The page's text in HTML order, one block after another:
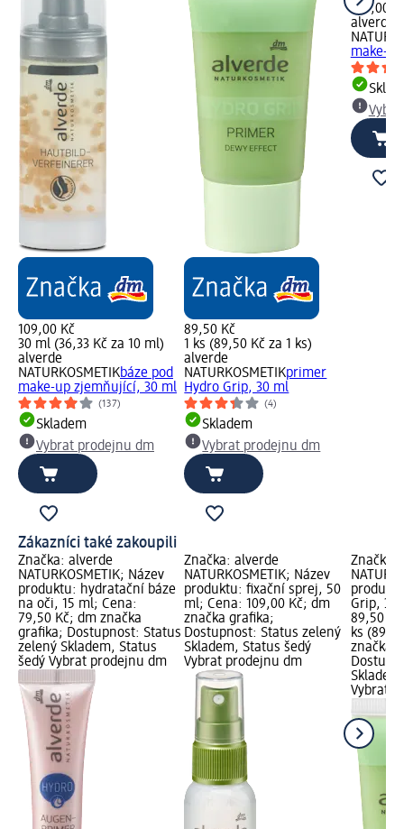
109,00 Kč
30 ml (36,33 Kč za 10 ml)
alverde
NATURKOSMETIKbáze pod
make-up zjemňující, 30 ml
(137)
Skladem
Vybrat prodejnu dm
89,50 Kč
1 ks (89,50 Kč za 1 ks)
alverde
NATURKOSMETIKprimer
Hydro Grip, 30 ml
(4)
Skladem
Vybrat prodejnu dm
109,00
alverde
make-
Zákazníci také zakoupili
Značka: alverde
NATURKOSMETIK; Název
produktu: hydratační báze
na oči, 15 ml; Cena:
79,50 Kč; dm značka
grafika; Dostupnost: Status
zelený Skladem, Status
šedý Vybrat prodejnu dm
Značka: alverde
NATURKOSMETIK; Název
produktu: fixační sprej, 50
ml; Cena: 109,00 Kč; dm
značka grafika;
Dostupnost: Status zelený
Skladem, Status šedý
Vybrat prodejnu dm
Značka:
Grip, 30
89,50
ks
značka
Vybrat